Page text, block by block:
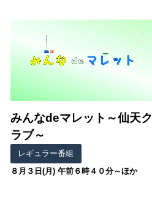
みんなdeマレット～仙天ク
ラブ～
レギュラー番組
８月３日(月) 午前６時４０分～ほか